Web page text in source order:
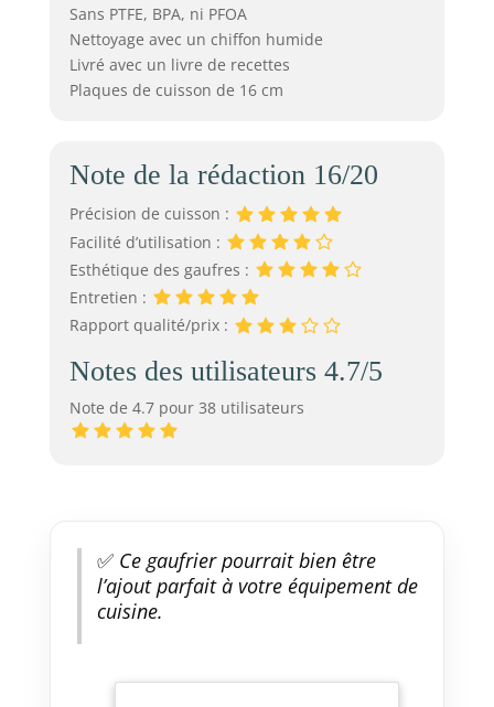
Sans PTFE, BPA, ni PFOA
Nettoyage avec un chiffon humide
Livré avec un livre de recettes
Plaques de cuisson de 16 cm
Note de la rédaction 16/20
Précision de cuisson :
Facilité d’utilisation :
Esthétique des gaufres :
Entretien :
Rapport qualité/prix :
Notes des utilisateurs 4.7/5
Note de 4.7 pour 38 utilisateurs
✅Ce gaufrier pourrait bien être
l’ajout parfait à votre équipement de
cuisine.